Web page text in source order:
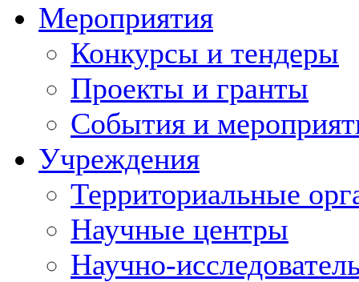
Мероприятия
Конкурсы и тендеры
Проекты и гранты
События и
Учреждения
Территориальные
Научные центры
Научно-